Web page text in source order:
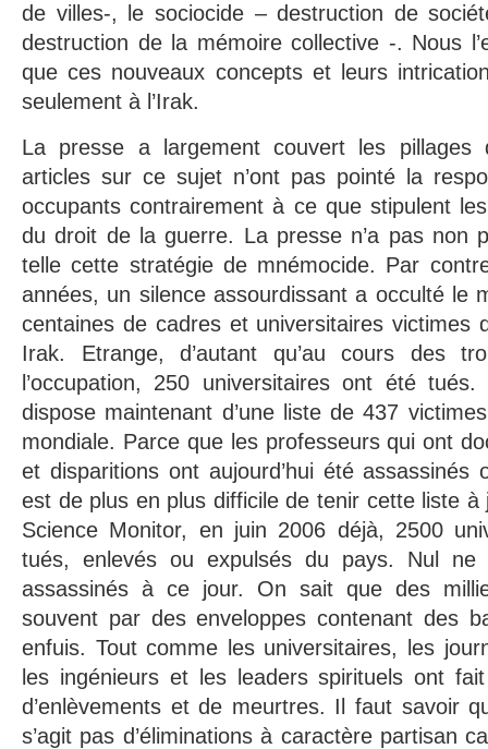
de villes-, le sociocide – destruction de
destruction de la mémoire collective -. Nous
que ces nouveaux concepts et leurs
seulement à l’Irak.
La presse a largement couvert les pillages
articles sur ce sujet n’ont pas pointé la
occupants contrairement à ce que stipulent
du droit de la guerre. La presse n’a pas non
telle cette stratégie de mnémocide. Par
années, un silence assourdissant a occulté le
centaines de cadres et universitaires victimes
Irak. Etrange, d’autant qu’au cours des
l’occupation, 250 universitaires ont été
dispose maintenant d’une liste de 437
mondiale. Parce que les professeurs qui ont
et disparitions ont aujourd’hui été assassinés
est de plus en plus difficile de tenir cette liste à
Science Monitor, en juin 2006 déjà, 2500
tués, enlevés ou expulsés du pays. Nul
assassinés à ce jour. On sait que des
souvent par des enveloppes contenant des
enfuis. Tout comme les universitaires, les
les ingénieurs et les leaders spirituels ont fait
d’enlèvements et de meurtres. Il faut savoir
s’agit pas d’éliminations à caractère partisan